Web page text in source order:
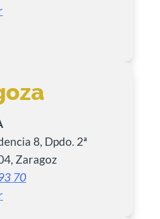
8, Dpdo. 2ª
Zaragoz
70